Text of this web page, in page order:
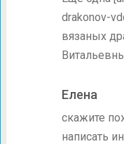
drakonov-
вязаных
Елена
скажите
написать